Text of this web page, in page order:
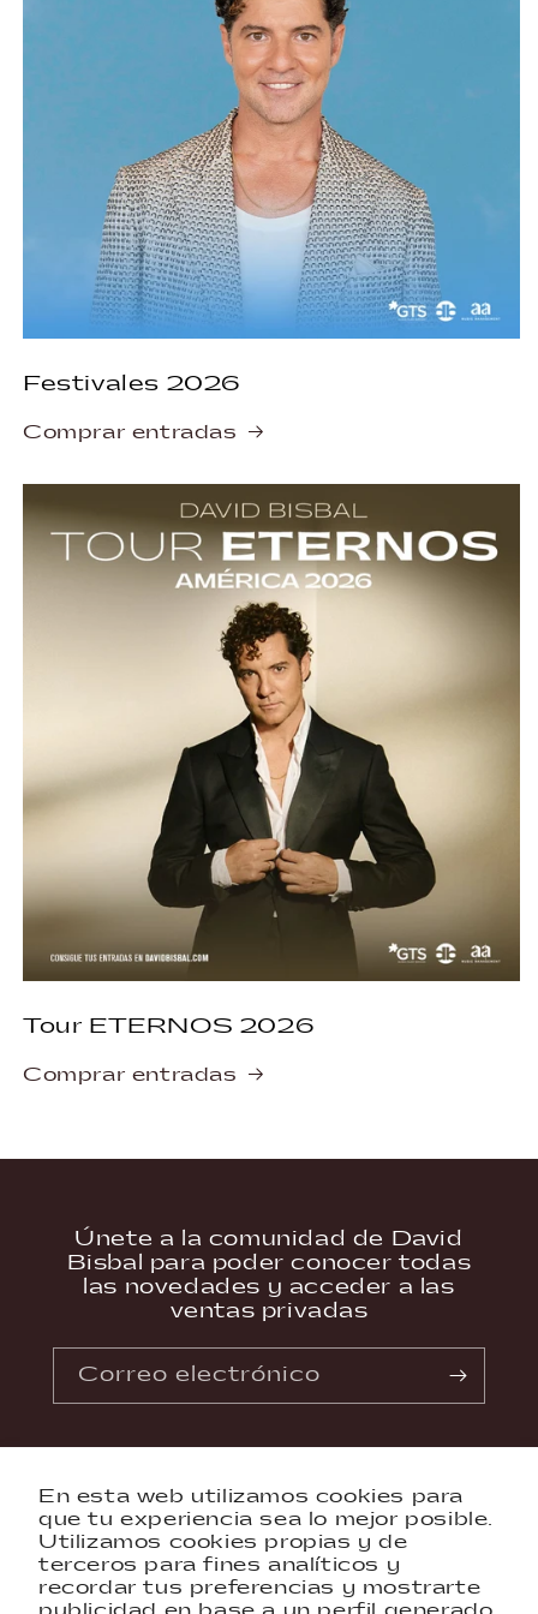
En esta web utilizamos cookies para
que tu experiencia sea lo mejor posible.
Utilizamos cookies propias y de
terceros para fines analíticos y
recordar tus preferencias y mostrarte
Festivales 2026
Comprar entradas
Tour ETERNOS 2026
Comprar entradas
Únete a la comunidad de David
Bisbal para poder conocer todas
las novedades y acceder a las
ventas privadas
Correo electrónico
(Twitter)
Contactáctanos
FAQs